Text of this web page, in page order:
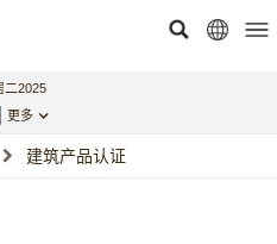
二2025
更多
建筑产品认证